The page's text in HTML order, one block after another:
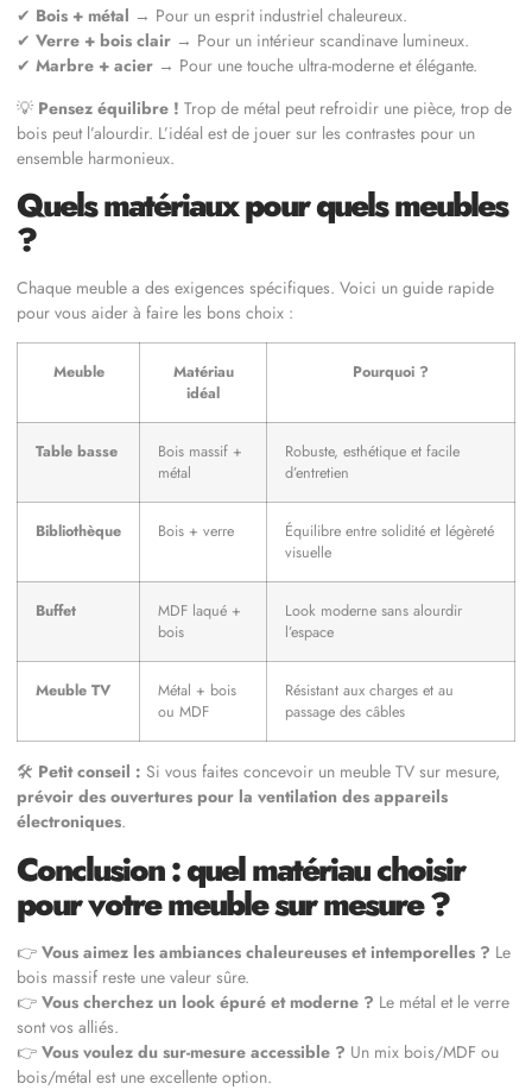
✔ Bois + métal → Pour un esprit industriel chaleureux.
✔ Verre + bois clair → Pour un intérieur scandinave lumineux.
✔ Marbre + acier → Pour une touche ultra-moderne et élégante.
💡 Pensez équilibre ! Trop de métal peut refroidir une pièce, trop de
bois peut l’alourdir. L’idéal est de jouer sur les contrastes pour un
ensemble harmonieux.
Quels matériaux pour quels meubles
?
Chaque meuble a des exigences spécifiques. Voici un guide rapide
pour vous aider à faire les bons choix :
Meuble
Matériau
idéal
Pourquoi ?
Table basse
Bois massif +
métal
Robuste, esthétique et facile
d’entretien
Bibliothèque Bois + verre
Équilibre entre solidité et légèreté
visuelle
Buffet
MDF laqué +
bois
Look moderne sans alourdir
l’espace
Meuble TV
Métal + bois
ou MDF
Résistant aux charges et au
passage des câbles
🛠 Petit conseil : Si vous faites concevoir un meuble TV sur mesure,
prévoir des ouvertures pour la ventilation des appareils
électroniques.
Conclusion : quel matériau choisir
pour votre meuble sur mesure ?
👉 Vous aimez les ambiances chaleureuses et intemporelles ? Le
bois massif reste une valeur sûre.
👉 Vous cherchez un look épuré et moderne ? Le métal et le verre
sont vos alliés.
👉 Vous voulez du sur-mesure accessible ? Un mix bois/MDF ou
bois/métal est une excellente option.